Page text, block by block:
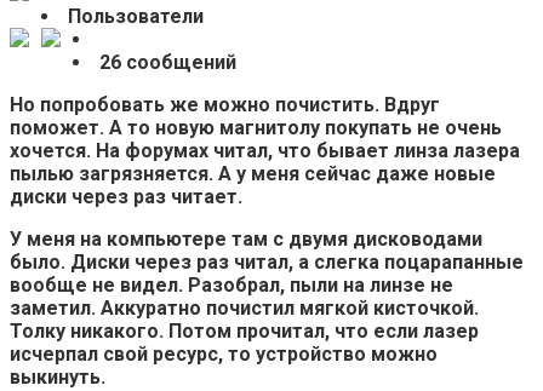
Пользователи
26 сообщений
Но попробовать же можно почистить. Вдруг
поможет. А то новую магнитолу покупать не очень
хочется. На форумах читал, что бывает линза лазера
пылью загрязняется. А у меня сейчас даже новые
диски через раз читает.
У меня на компьютере там с двумя дисководами
было. Диски через раз читал, а слегка поцарапанные
вообще не видел. Разобрал, пыли на линзе не
заметил. Аккуратно почистил мягкой кисточкой.
Толку никакого. Потом прочитал, что если лазер
исчерпал свой ресурс, то устройство можно
выкинуть.